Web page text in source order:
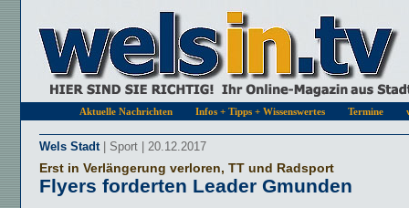
Aktuelle Nachrichten Infos + Tipps + Wissenswertes Termine
Wels Stadt| Sport | 20.12.2017
Erst in Verlängerung verloren, TT und Radsport
Flyers forderten Leader Gmunden